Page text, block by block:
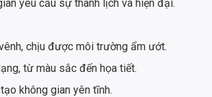
yêu cầu sự thanh lịch và hiện đại.
chịu được môi trường ẩm ướt.
từ màu sắc đến họa tiết.
không gian yên tĩnh.